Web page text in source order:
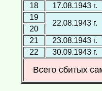
18
17.08.1943 г.
19
22.08.1943 г.
20
21
23.08.1943 г.
22
30.09.1943 г.
Всего сбитых